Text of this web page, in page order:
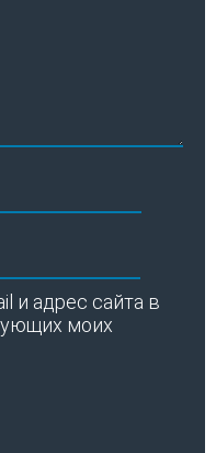
и адрес сайта в
моих